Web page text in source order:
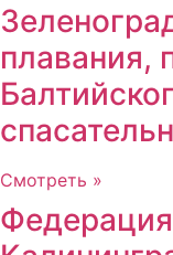
плавания,
Смотреть »